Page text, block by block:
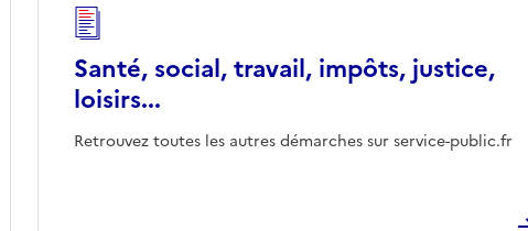
Santé, social, travail, impôts, justice,
loisirs...
Retrouvez toutes les autres démarches sur service-public.fr